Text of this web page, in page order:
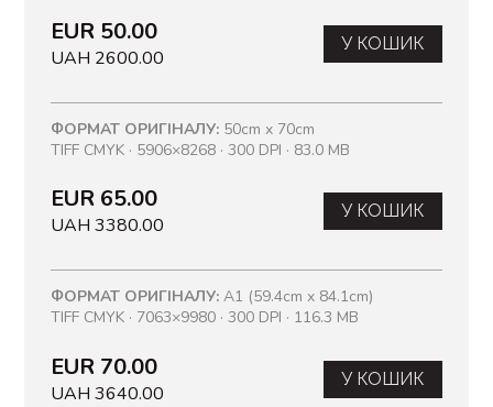
EUR 50.00
UAH 2600.00
У КОШИК
ФОРМАТ ОРИГІНАЛУ: 50cm x 70cm
TIFF CMYK · 5906×8268 · 300 DPI · 83.0 MB
EUR 65.00
UAH 3380.00
У КОШИК
ФОРМАТ ОРИГІНАЛУ: A1 (59.4cm x 84.1cm)
TIFF CMYK · 7063×9980 · 300 DPI · 116.3 MB
EUR 70.00
UAH 3640.00
У КОШИК